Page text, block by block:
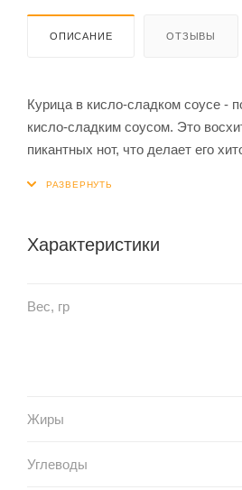
ОПИСАНИЕ ОТЗЫВЫ
Курица в кисло-сладком соусе -
кисло-сладким соусом. Это
пикантных нот, что делает его
Характеристики
Вес, гр
Жиры
Углеводы